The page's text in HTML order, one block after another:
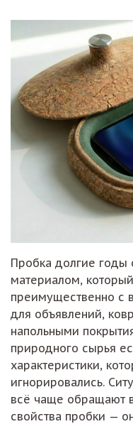
Пробка долгие годы
материалом,
преимущественно с
для объявлений,
напольными
природного сырья
характеристики,
игнорировались.
всё чаще обращают
свойства пробки —